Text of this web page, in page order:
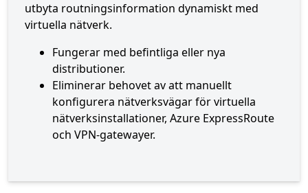
utbyta routningsinformation dynamiskt med
virtuella nätverk.
Fungerar med befintliga eller nya
distributioner.
Eliminerar behovet av att manuellt
konfigurera nätverksvägar för virtuella
nätverksinstallationer, Azure ExpressRoute
och VPN-gatewayer.